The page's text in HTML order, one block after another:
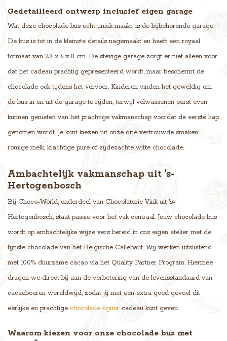
Gedetailleerd ontwerp inclusief eigen garage
Wat deze chocolade bus echt uniek maakt, is de bijbehorende garage.
De bus is tot in de kleinste details nagemaakt en heeft een royaal
formaat van 29 x 6 x 8 cm. De stevige garage zorgt er niet alleen voor
dat het cadeau prachtig gepresenteerd wordt, maar beschermt de
chocolade ook tijdens het vervoer. Kinderen vinden het geweldig om
de bus in en uit de garage te rijden, terwijl volwassenen eerst even
kunnen genieten van het prachtige vakmanschap voordat de eerste hap
genomen wordt. Je kunt kiezen uit onze drie vertrouwde smaken:
romige melk, krachtige pure of zijdezachte witte chocolade.
Ambachtelijk vakmanschap uit 's-
Hertogenbosch
Bij Choco-World, onderdeel van Chocolaterie Vink uit 's-
Hertogenbosch, staat passie voor het vak centraal. Jouw chocolade bus
wordt op ambachtelijke wijze vers bereid in ons eigen atelier met de
fijnste chocolade van het Belgische Callebaut. Wij werken uitsluitend
met 100% duurzame cacao via het Quality Partner Program. Hiermee
dragen we direct bij aan de verbetering van de levensstandaard van
cacaoboeren wereldwijd, zodat jij met een extra goed gevoel dit
eerlijke en prachtige chocolade figuur cadeau kunt geven.
Waarom kiezen voor onze chocolade bus met